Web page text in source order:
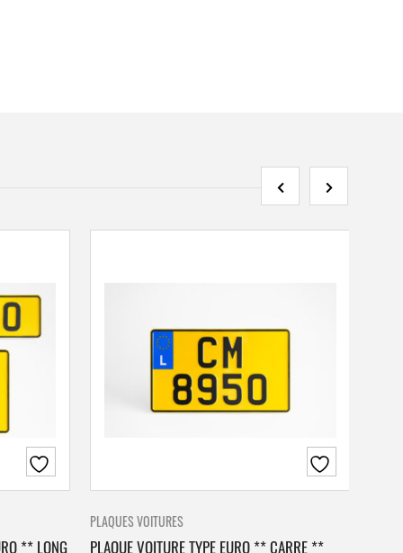
** LONG
PLAQUES VOITURES
PLAQUE VOITURE TYPE EURO ** CARRE **